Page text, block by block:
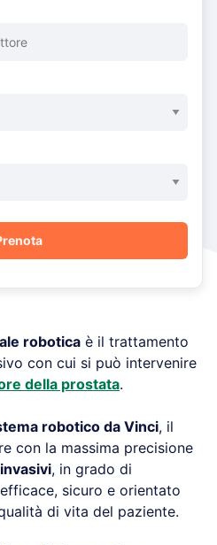
robotica è il trattamento
con cui si può intervenire
della prostata.
robotico da Vinci, il
con la massima precisione
, in grado di
sicuro e orientato
di vita del paziente.